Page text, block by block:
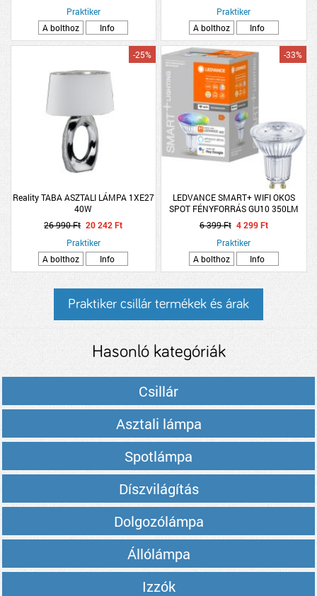
Praktiker
A bolthoz
Info
Praktiker
A bolthoz
Info
Reality TABA ASZTALI LÁMPA 1XE27
40W
-25%
26 990 Ft 20 242 Ft
Praktiker
A bolthoz
Info
LEDVANCE SMART+ WIFI OKOS
SPOT FÉNYFORRÁS GU10 350LM
DIMMELHETŐ
-33%
6 399 Ft 4 299 Ft
Praktiker
A bolthoz
Info
Praktiker csillár termékek és árak
Hasonló kategóriák
Csillár
Asztali lámpa
Spotlámpa
Díszvilágítás
Dolgozólámpa
Állólámpa
Izzók